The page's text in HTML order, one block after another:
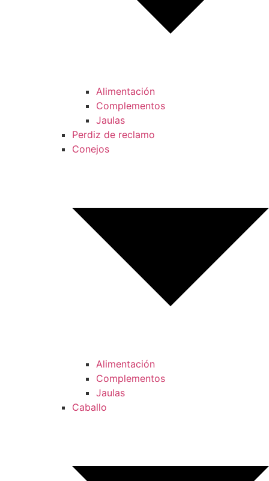
Alimentación
Complementos
Jaulas
Perdiz de reclamo
Conejos
Alimentación
Complementos
Jaulas
Caballo